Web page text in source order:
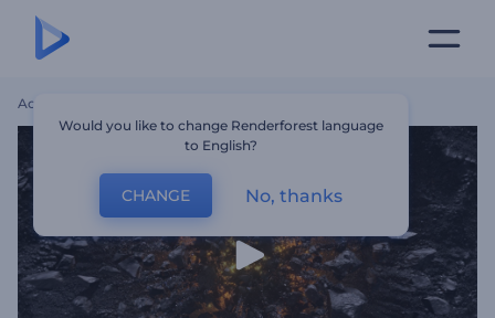
Accueil
Would you like to change Renderforest language
to English?
CHANGE No, thanks